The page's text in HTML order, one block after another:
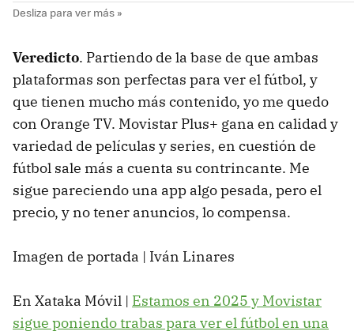
Veredicto. Partiendo de la base de que ambas
plataformas son perfectas para ver el fútbol, y
que tienen mucho más contenido, yo me quedo
con Orange TV. Movistar Plus+ gana en calidad y
variedad de películas y series, en cuestión de
fútbol sale más a cuenta su contrincante. Me
sigue pareciendo una app algo pesada, pero el
precio, y no tener anuncios, lo compensa.
Imagen de portada | Iván Linares
En Xataka Móvil | Estamos en 2025 y Movistar
sigue poniendo trabas para ver el fútbol en una